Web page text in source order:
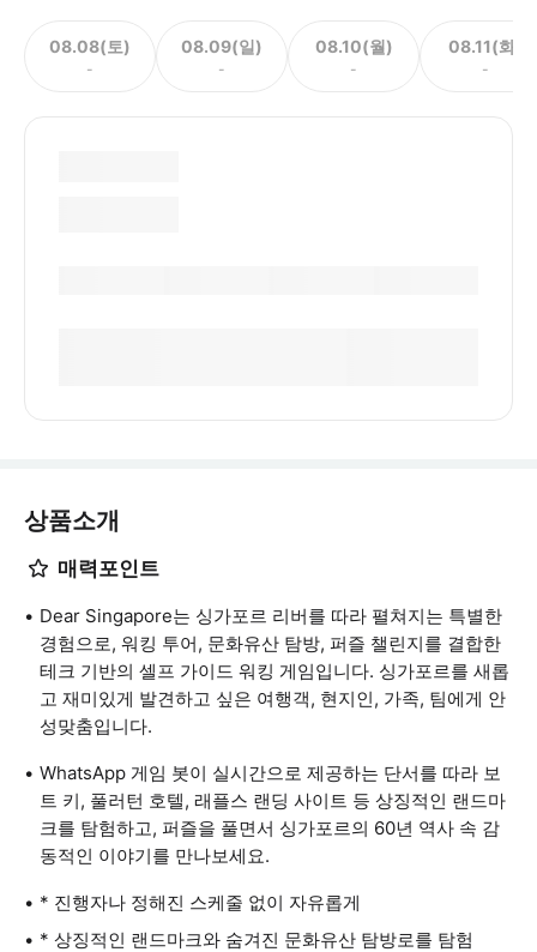
08.08(토)
-
08.09(일)
-
08.10(월)
-
08.11(화)
-
상품소개
매력포인트
Dear Singapore는 싱가포르 리버를 따라 펼쳐지는 특별한
경험으로, 워킹 투어, 문화유산 탐방, 퍼즐 챌린지를 결합한
테크 기반의 셀프 가이드 워킹 게임입니다. 싱가포르를 새롭
고 재미있게 발견하고 싶은 여행객, 현지인, 가족, 팀에게 안
성맞춤입니다.
WhatsApp 게임 봇이 실시간으로 제공하는 단서를 따라 보
트 키, 풀러턴 호텔, 래플스 랜딩 사이트 등 상징적인 랜드마
크를 탐험하고, 퍼즐을 풀면서 싱가포르의 60년 역사 속 감
동적인 이야기를 만나보세요.
* 진행자나 정해진 스케줄 없이 자유롭게
* 상징적인 랜드마크와 숨겨진 문화유산 탐방로를 탐험